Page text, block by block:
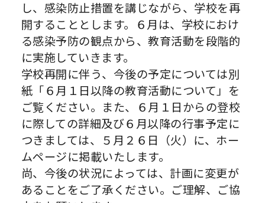
し、感染防止措置を講じながら、学校を再
開することとします。６月は、学校におけ
る感染予防の観点から、教育活動を段階的
に実施していきます。
学校再開に伴う、今後の予定については別
紙「６月１日以降の教育活動について」を
ご覧ください。また、６月１日からの登校
に際しての詳細及び６月以降の行事予定に
つきましては、５月２６日（火）に、ホー
ムページに掲載いたします。
尚、今後の状況によっては、計画に変更が
あることをご了承ください。ご理解、ご協